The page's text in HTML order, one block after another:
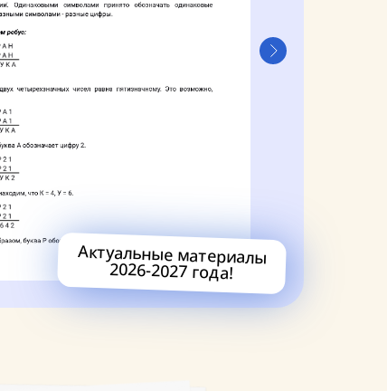
Актуальные материалы
2026-2027 года!